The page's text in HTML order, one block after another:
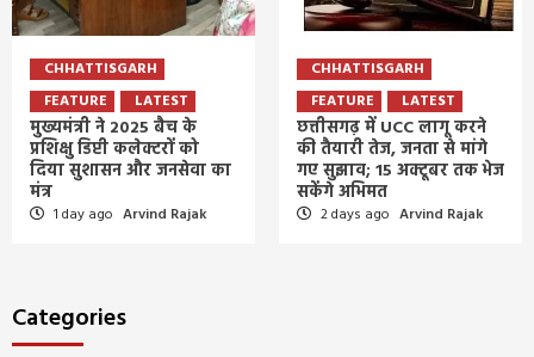
CHHATTISGARH
FEATURE
LATEST
मुख्यमंत्री ने 2025 बैच के
प्रशिक्षु डिप्टी कलेक्टरों को
दिया सुशासन और जनसेवा का
मंत्र
1 day ago Arvind Rajak
CHHATTISGARH
FEATURE
LATEST
छत्तीसगढ़ में UCC लागू करने
की तैयारी तेज, जनता से मांगे
गए सुझाव; 15 अक्टूबर तक भेज
सकेंगे अभिमत
2 days ago Arvind Rajak
Categories